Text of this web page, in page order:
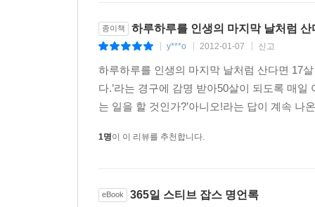
종이책 하루하루를 인생의 마지막 날처럼 산
y***o 2012-01-07 신고
하루하루를 인생의 마지막 날처럼 산다면 17
다.’라는 경구에 감명 받아50살이 되도록 매
는 일을 할 것인가?’아니오!라는 답이 계속
1명이 이 리뷰를 추천합니다.
eBook 365일 스티브 잡스 명언록